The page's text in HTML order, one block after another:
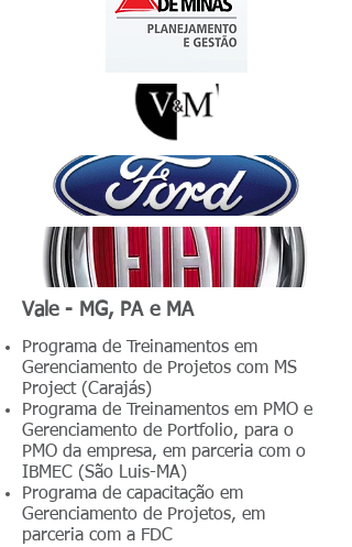
Vale - MG, PA e MA
Programa de Treinamentos em
Gerenciamento de Projetos com MS
Project (Carajás)
Programa de Treinamentos em PMO e
Gerenciamento de Portfolio, para o
PMO da empresa, em parceria com o
IBMEC (São Luis-MA)
Programa de capacitação em
Gerenciamento de Projetos, em
parceria com a FDC